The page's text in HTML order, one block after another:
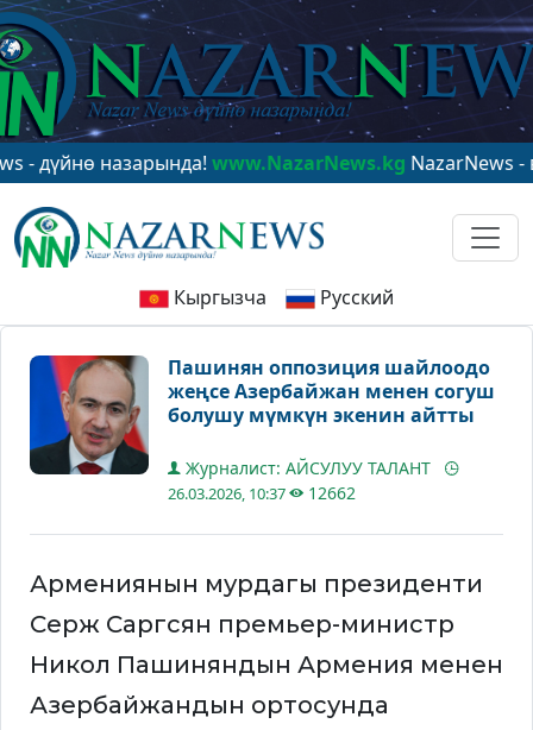
назарында!www.NazarNews.kgNazarNews - в
Кыргызча Русский
Пашинян оппозиция шайлоодо
жеңсе Азербайжан менен согуш
болушу мүмкүн экенин айтты
Журналист: АЙСУЛУУ ТАЛАНТ
26.03.2026, 10:37 12662
Армениянын мурдагы президенти
Серж Саргсян премьер-министр
Никол Пашиняндын Армения менен
Азербайжандын ортосунда